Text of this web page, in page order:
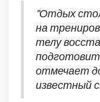
"Отдых
на
телу
отмечает
известный